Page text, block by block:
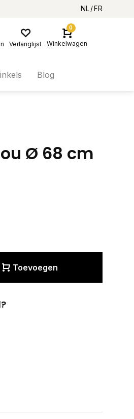
NL FR
Verlanglijst
0
Winkelwagen
Blog
Ø 68 cm
Toevoegen